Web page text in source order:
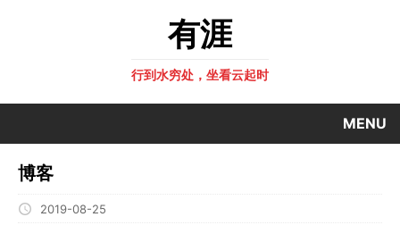
有涯
行到水穷处，坐看云起时
MENU
博客
2019-08-25